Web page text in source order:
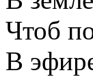
Чтоб
В